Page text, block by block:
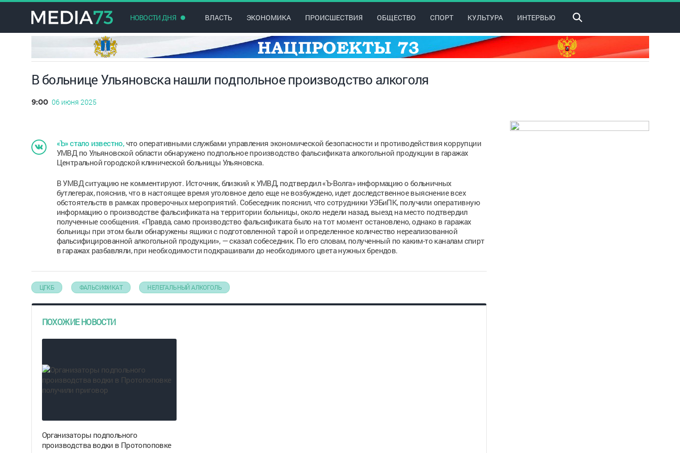
НОВОСТИ ДНЯ ВЛАСТЬ ЭКОНОМИКА ПРОИСШЕСТВИЯ ОБЩЕСТВО СПОРТ КУЛЬТУРА ИНТЕРВЬЮ
В больнице Ульяновска нашли подпольное производство алкоголя
9:00 06 июня 2025
«Ъ» стало известно, что оперативными службами управления экономической безопасности и противодействия коррупции
УМВД по Ульяновской области обнаружено подпольное производство фальсификата алкогольной продукции в гаражах
Центральной городской клинической больницы Ульяновска.
В УМВД ситуацию не комментируют. Источник, близкий к УМВД, подтвердил «Ъ-Волга» информацию о больничных
бутлегерах, пояснив, что в настоящее время уголовное дело еще не возбуждено, идет доследственное выяснение всех
обстоятельств в рамках проверочных мероприятий. Собеседник пояснил, что сотрудники УЭБиПК, получили оперативную
информацию о производстве фальсификата на территории больницы, около недели назад, выезд на место подтвердил
полученные сообщения. «Правда, само производство фальсификата было на тот момент остановлено, однако в гаражах
больницы при этом были обнаружены ящики с подготовленной тарой и определенное количество нереализованной
фальсифицированной алкогольной продукции», — сказал собеседник. По его словам, полученный по каким-то каналам спирт
в гаражах разбавляли, при необходимости подкрашивали до необходимого цвета нужных брендов.
ЦГКБ ФАЛЬСИФИКАТ НЕЛЕГАЛЬНЫЙ АЛКОГОЛЬ
ПОХОЖИЕ НОВОСТИ
Организаторы подпольного
производства водки в Протопоповке